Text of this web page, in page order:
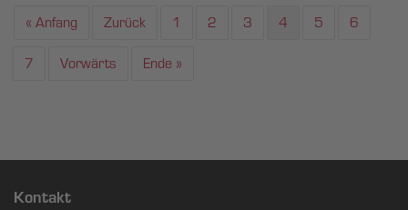
« Anfang Zurück 1 2 3 4 5
6
7
Vorwärts Ende »
Kontakt